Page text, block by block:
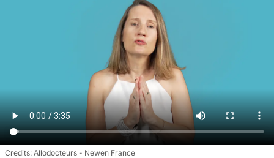
Allodocteurs - Newen France